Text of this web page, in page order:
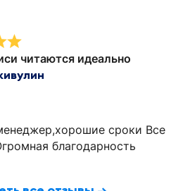
читаются идеально
сроки Все
благодарность